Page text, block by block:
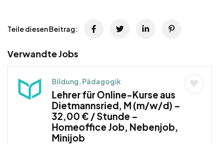
Teile diesen Beitrag:
Verwandte Jobs
Bildung, Pädagogik
Lehrer für Online-Kurse aus
Dietmannsried, M (m/w/d) –
32,00 € / Stunde –
Homeoffice Job, Nebenjob,
Minijob